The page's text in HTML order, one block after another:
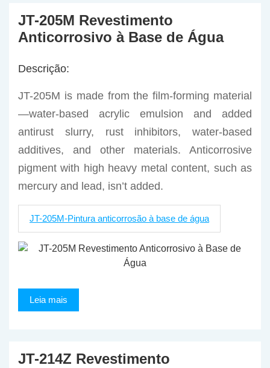
JT-205M Revestimento
Anticorrosivo à Base de Água
Descrição:
JT-205M is made from the film-forming material
—water-based acrylic emulsion and added
antirust slurry, rust inhibitors, water-based
additives, and other materials. Anticorrosive
pigment with high heavy metal content, such as
mercury and lead, isn’t added.
JT-205M-Pintura anticorrosão à base de água
Leia mais
JT-214Z Revestimento